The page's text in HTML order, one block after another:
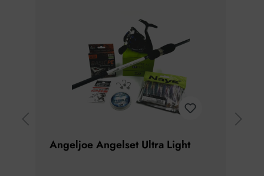
Angeljoe Angelset Ultra Light